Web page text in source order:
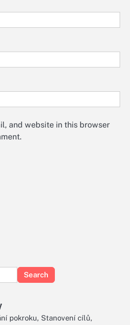
and website in this browser
pokroku, Stanovení cílů,